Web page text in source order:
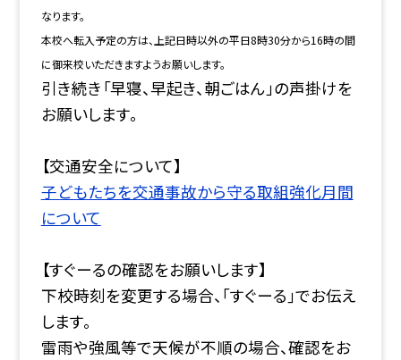
なります。
本校へ転入予定の方は、上記日時以外の平日8時30分から16時の間
に御来校いただきますようお願いします。
引き続き「早寝、早起き、朝ごはん」の声掛けを
お願いします。
【交通安全について】
子どもたちを交通事故から守る取組強化月間
について
【すぐーるの確認をお願いします】
下校時刻を変更する場合、｢すぐーる｣でお伝え
します。
雷雨や強風等で天候が不順の場合、確認をお